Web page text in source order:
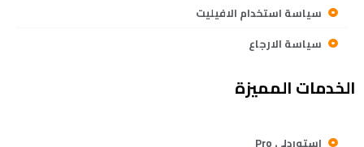
سياسة استخدام الافيليت
سياسة الارجاع
الخدمات المميزة
استوردلي Pro